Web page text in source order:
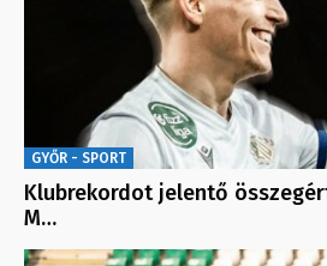
GYŐR - SPORT
Klubrekordot jelentő
M…